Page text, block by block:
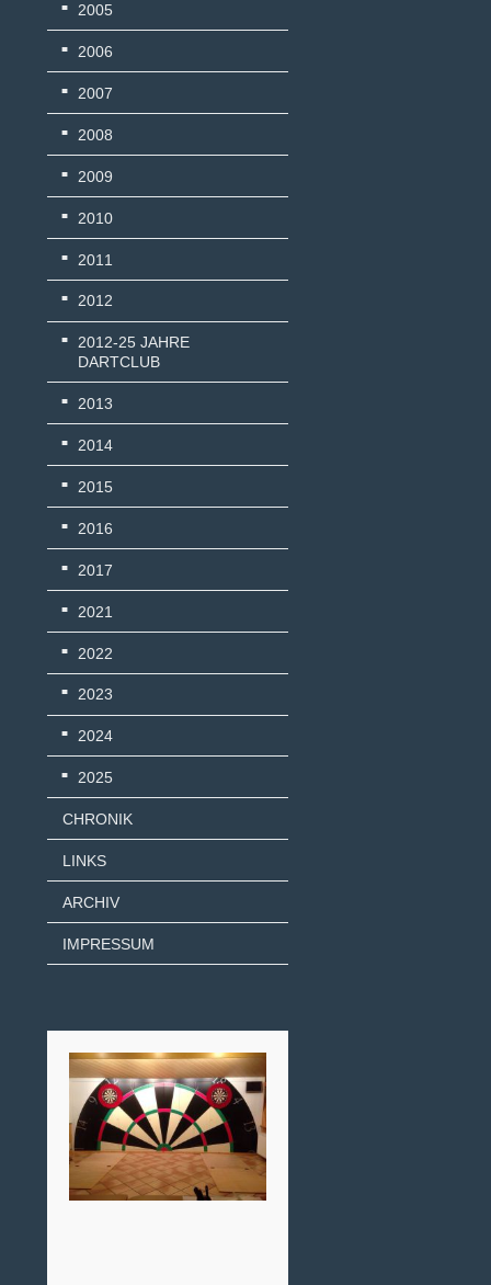
2005
2006
2007
2008
2009
2010
2011
2012
2012-25 JAHRE
DARTCLUB
2013
2014
2015
2016
2017
2021
2022
2023
2024
2025
CHRONIK
LINKS
ARCHIV
IMPRESSUM